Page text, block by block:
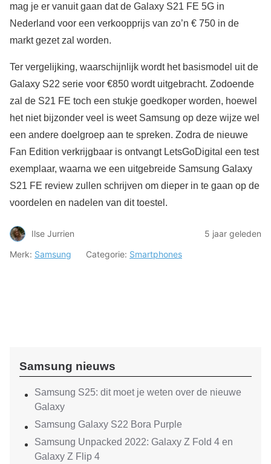
mag je er vanuit gaan dat de Galaxy S21 FE 5G in
Nederland voor een verkoopprijs van zo’n € 750 in de
markt gezet zal worden.
Ter vergelijking, waarschijnlijk wordt het basismodel uit de
Galaxy S22 serie voor €850 wordt uitgebracht. Zodoende
zal de S21 FE toch een stukje goedkoper worden, hoewel
het niet bijzonder veel is weet Samsung op deze wijze wel
een andere doelgroep aan te spreken. Zodra de nieuwe
Fan Edition verkrijgbaar is ontvangt LetsGoDigital een test
exemplaar, waarna we een uitgebreide Samsung Galaxy
S21 FE review zullen schrijven om dieper in te gaan op de
voordelen en nadelen van dit toestel.
Ilse Jurrien
5 jaar geleden
Merk: Samsung Categorie: Smartphones
Samsung nieuws
Samsung S25: dit moet je weten over de nieuwe
Galaxy
Samsung Galaxy S22 Bora Purple
Samsung Unpacked 2022: Galaxy Z Fold 4 en
Galaxy Z Flip 4